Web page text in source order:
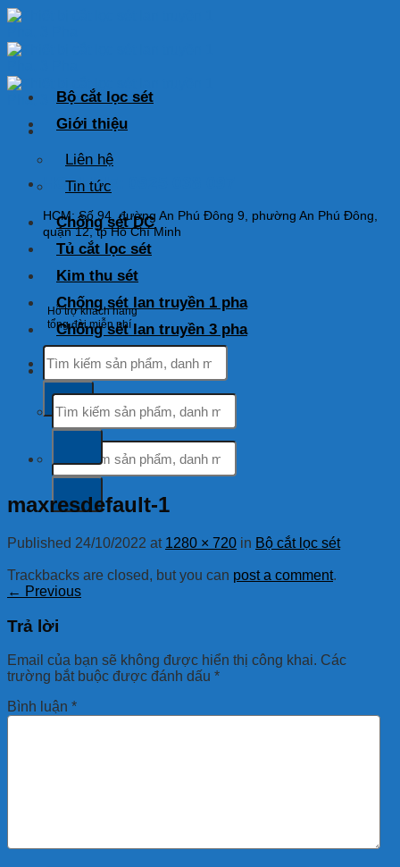
Skip
content
HOTLINE: 0925 038 097
HCM: Số 94, đường An Phú Đông 9, phường An Phú Đông,
quận 12, tp Hồ Chí Minh
Hỗ trợ khách hàng
tổng đài miễn phí
Tìm
kiếm:
kiếm:
Bộ cắt lọc sét
Giới thiệu
Liên hệ
Tin tức
Chống sét DC
Tủ cắt lọc sét
Kim thu sét
Chống sét lan truyền 1 pha
Chống sét lan truyền 3 pha
Tìm
kiếm:
maxresdefault-1
Published 24/10/2022 at 1280 × 720 in Bộ cắt lọc sét
Trackbacks are closed, but you can post a comment.
← Previous
Trả lời
Email của bạn sẽ không được hiển thị công khai. Các
trường bắt buộc được đánh dấu *
Bình luận *